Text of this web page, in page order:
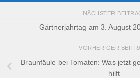
NÄCHSTER
Gärtnerjahrtag am 3. August
VORHERIGER
Braunfäule bei Tomaten: Was jetzt
hilft